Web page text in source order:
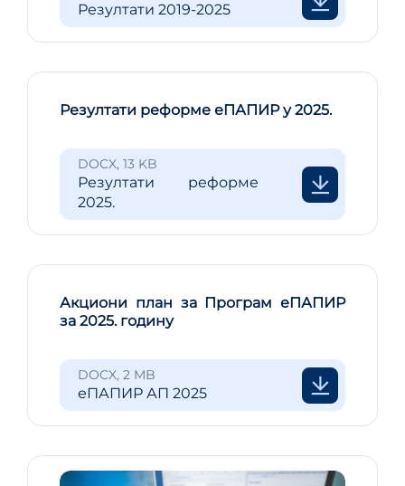
Резултати 2019-2025
Резултати реформе еПАПИР у 2025.
DOCX, 13 KB
Резултати реформе
2025.
Акциони план за Програм еПАПИР
за 2025. годину
DOCX, 2 MB
еПАПИР АП 2025